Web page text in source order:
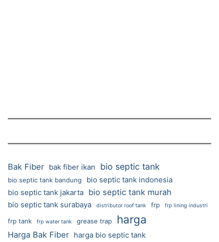
Bak Fiber bak fiber ikan bio septic tank
bio septic tank bandung
bio septic tank indonesia
bio septic tank jakarta
bio septic tank murah
bio septic tank surabaya distributor roof tank frp frp lining industri
frp tank frp water tank grease trap harga
Harga Bak Fiber
harga bio septic tank